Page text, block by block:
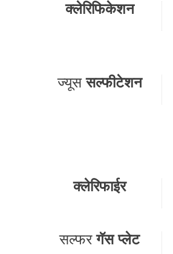
क्लेरिफिकेशन
ज्यूससल्फीटेशन
क्लेरिफाईर
सल्फरगॅस प्लेट